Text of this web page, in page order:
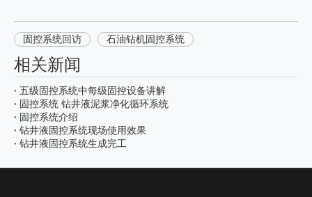
固控系统回访 石油钻机固控系统
相关新闻
五级固控系统中每级固控设备讲解
固控系统 钻井液泥浆净化循环系统
固控系统介绍
钻井液固控系统现场使用效果
钻井液固控系统生成完工